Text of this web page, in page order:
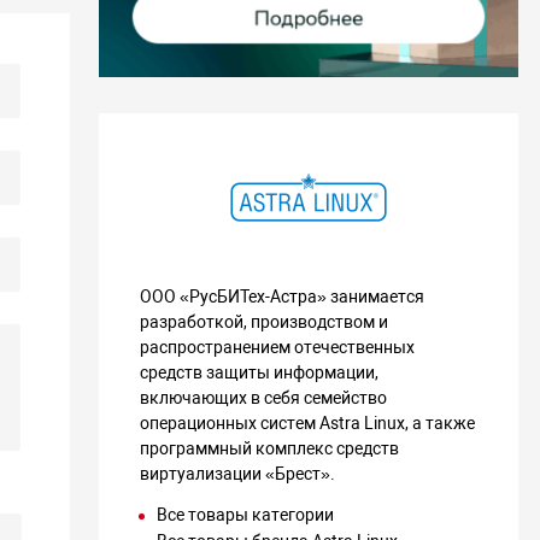
ООО «РусБИТех-Астра» занимается
разработкой, производством и
распространением отечественных
средств защиты информации,
включающих в себя семейство
операционных систем Astra Linux, а также
программный комплекс средств
виртуализации «Брест».
Все товары категории